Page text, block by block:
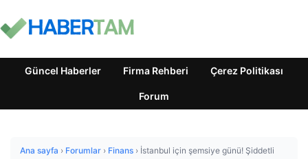
Güncel Haberler Firma Rehberi Çerez Politikası
Forum
Ana sayfa › Forumlar › Finans › İstanbul için şemsiye günü! Şiddetli